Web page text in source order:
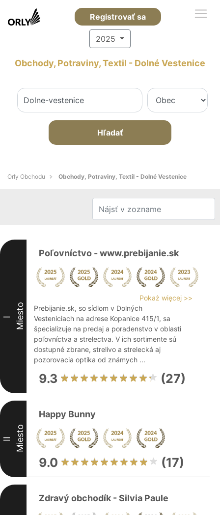
Registrovať sa
2025
Obchody, Potraviny, Textil - Dolné Vestenice
Hľadať
Orly Obchodu Obchody, Potraviny, Textil - Dolné Vestenice
I Miesto
Poľovníctvo - www.prebijanie.sk
Pokaż więcej >>
Prebijanie.sk, so sídlom v Dolných
Vesteniciach na adrese Kopanice 415/1, sa
špecializuje na predaj a poradenstvo v oblasti
poľovníctva a strelectva. V ich sortimente sú
dostupné zbrane, strelivo a strelecká aj
pozorovacia optika od známych ...
9.3 (27)
II Miesto
Happy Bunny
9.0 (17)
Zdravý obchodík - Silvia Paule